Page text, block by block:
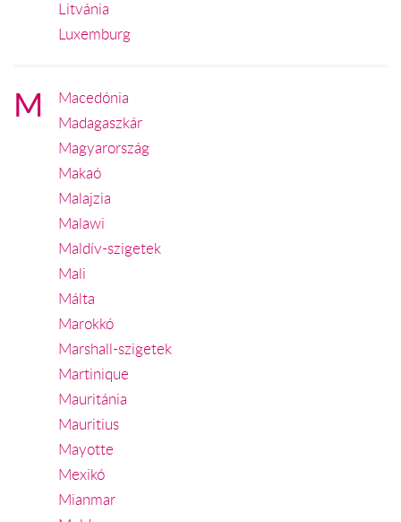
Litvánia
Luxemburg
M
Macedónia
Madagaszkár
Magyarország
Makaó
Malajzia
Malawi
Maldív-szigetek
Mali
Málta
Marokkó
Marshall-szigetek
Martinique
Mauritánia
Mauritius
Mayotte
Mexikó
Mianmar